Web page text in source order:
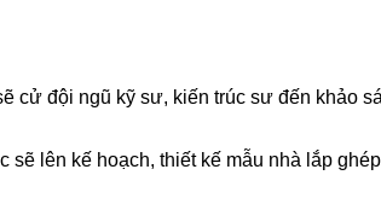
cử đội ngũ kỹ sư, kiến trúc sư đến khảo
sẽ lên kế hoạch, thiết kế mẫu nhà lắp